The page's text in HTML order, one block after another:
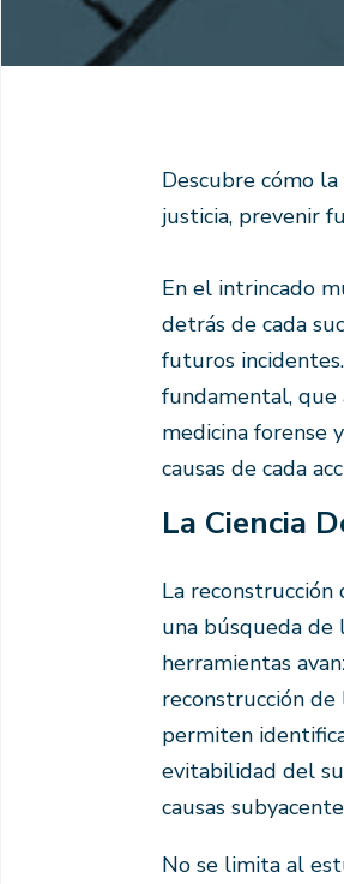
Descubre cómo
justicia, prevenir
En el intrincado
detrás de cada
futuros
fundamental, que
medicina forense
causas de cada
La Ciencia
La reconstrucción
una búsqueda
herramientas
reconstrucción de
permiten
evitabilidad del
causas
No se limita al